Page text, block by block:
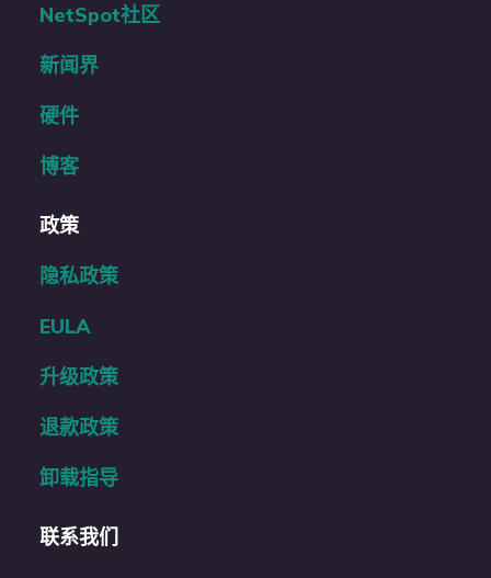
NetSpot社区
新闻界
硬件
博客
政策
隐私政策
EULA
升级政策
退款政策
卸载指导
联系我们